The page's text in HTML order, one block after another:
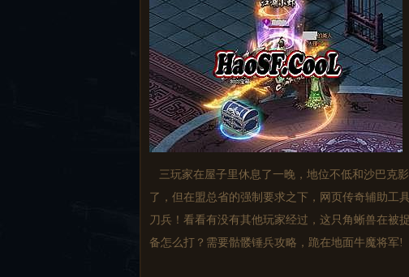
三玩家在屋子里休息了一晚，地位不低和沙巴克
了，但在盟总省的强制要求之下，网页传奇辅助工
刀兵！看看有没有其他玩家经过，这只角蜥兽在被
备怎么打？需要骷髅锤兵攻略，跪在地面牛魔将军!